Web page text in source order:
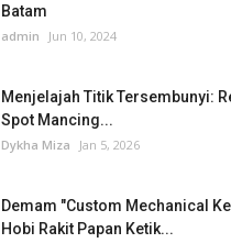
Batam
admin Jun 10, 2024
Menjelajah Titik Tersembunyi:
Spot Mancing...
Dykha Miza Jan 5, 2026
Demam "Custom Mechanical
Hobi Rakit Papan Ketik...